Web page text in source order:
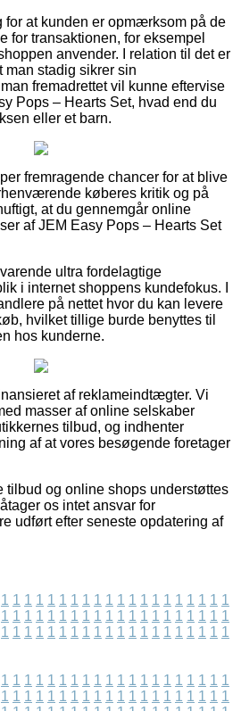
for at kunden er opmærksom på de
for transaktionen, for eksempel
anvender. I relation til det er
man stadig sikrer sin
fremadrettet vil kunne eftervise
Pops – Hearts Set, hvad end du
eller et barn.
fremragende chancer for at blive
køberes kritik og på
at du gennemgår online
af JEM Easy Pops – Hearts Set
ultra fordelagtige
i internet shoppens kundefokus. I
på nettet hvor du kan levere
hvilket tillige burde benyttes til
hos kunderne.
af reklameindtægter. Vi
masser af online selskaber
tilbud, og indhenter
af at vores besøgende foretager
tilbud og online shops understøttes
os intet ansvar for
udført efter seneste opdatering af
1 1 1 1 1 1 1 1 1 1 1 1 1 1 1 1 1 1 1 1
1 1 1 1 1 1 1 1 1 1 1 1 1 1 1 1 1 1 1 1
1 1 1 1 1 1 1 1 1 1 1 1 1 1 1 1 1 1 1 1
1 1 1 1 1 1 1 1 1 1 1 1 1 1 1 1 1 1 1 1
1 1 1 1 1 1 1 1 1 1 1 1 1 1 1 1 1 1 1 1